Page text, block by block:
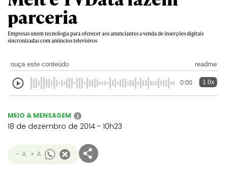
parceria
Empresas unem tecnologia para oferecer aos anunciantes a venda de inserções digitais
sincronizadas com anúncios televisivos
ouça este conteúdo readme
0:00 1.0x
MEIO & MENSAGEM i
18 de dezembro de 2014 - 10h23
- A + A